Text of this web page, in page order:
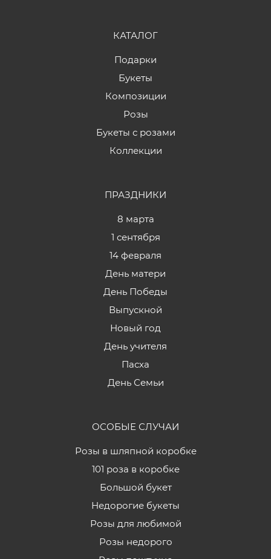
КАТАЛОГ
Подарки
Букеты
Композиции
Розы
Букеты с розами
Коллекции
ПРАЗДНИКИ
8 марта
1 сентября
14 февраля
День матери
День Победы
Выпускной
Новый год
День учителя
Пасха
День Семьи
ОСОБЫЕ СЛУЧАИ
Розы в шляпной коробке
101 роза в коробке
Большой букет
Недорогие букеты
Розы для любимой
Розы недорого